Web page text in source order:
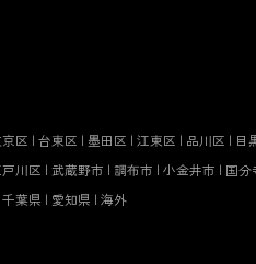
区 | 台東区 | 墨田区 | 江東区 | 品川区 | 目
川区 | 武蔵野市 | 調布市 | 小金井市 | 国分
千葉県 | 愛知県 | 海外